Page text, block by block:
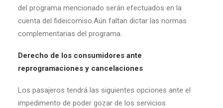
del programa mencionado serán efectuados en la
cuenta del fideicomiso.Aún faltan dictar las normas
complementarias del programa.
Derecho de los consumidores ante
reprogramaciones y cancelaciones
Los pasajeros tendrá las siguientes opciones ante el
impedimento de poder gozar de los servicios